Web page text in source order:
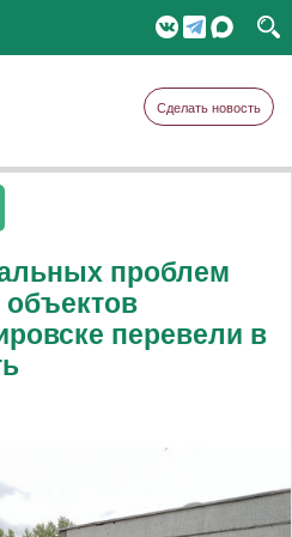
Сделать новость
проблем
перевели в